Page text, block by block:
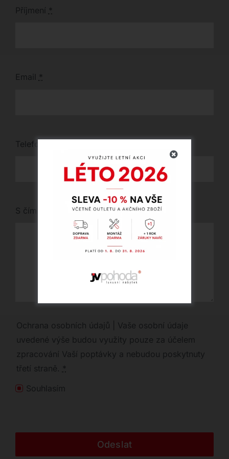
Příjmení *
Email *
Telefon
S čím vám můžeme pomoci?
Ochrana osobních údajů | Vaše osobní údaje
uvedené výše budou využity pouze za účelem
zpracování Vaší poptávky a nebudou poskytnuty
třetí straně. *
Souhlasím
Odeslat